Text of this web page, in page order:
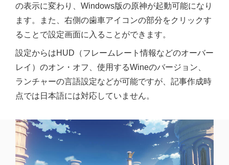
の表示に変わり、Windows版の原神が起動可能になり
ます。また、右側の歯車アイコンの部分をクリックす
ることで設定画面に入ることができます。
設定からはHUD（フレームレート情報などのオーバー
レイ）のオン・オフ、使用するWineのバージョン、
ランチャーの言語設定などが可能ですが、記事作成時
点では日本語には対応していません。